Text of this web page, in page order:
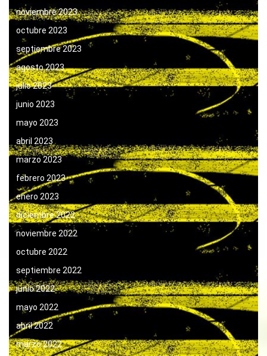
noviembre 2023
octubre 2023
septiembre 2023
agosto 2023
julio 2023
junio 2023
mayo 2023
abril 2023
marzo 2023
febrero 2023
enero 2023
diciembre 2022
noviembre 2022
octubre 2022
septiembre 2022
junio 2022
mayo 2022
abril 2022
marzo 2022